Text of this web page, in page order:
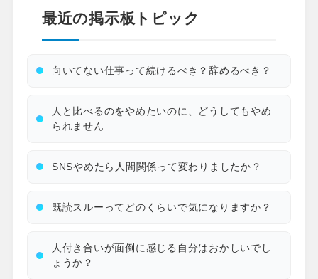
最近の掲示板トピック
向いてない仕事って続けるべき？辞めるべき？
人と比べるのをやめたいのに、どうしてもやめ
られません
SNSやめたら人間関係って変わりましたか？
既読スルーってどのくらいで気になりますか？
人付き合いが面倒に感じる自分はおかしいでし
ょうか？